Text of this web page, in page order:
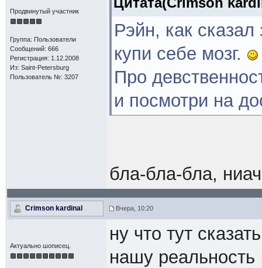
Продвинутый участник
Группа: Пользователи
Сообщений: 666
Регистрация: 1.12.2008
Из: Saint-Petersburg
Пользователь №: 3207
Рэйн, как
купи себе мозг.
Про
и посмотри на
бла-бла-бла,
Crimson kardinal Вчера, 10:20
Актуально шописец.
ну что тут
нашу